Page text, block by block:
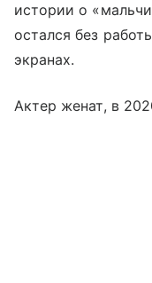
истории о
остался без
экранах.
Актер женат, в